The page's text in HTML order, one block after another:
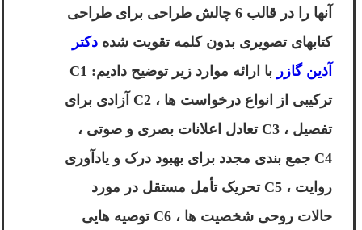
آنها را در قالب 6 چالش طراحی برای طراحی
کتابهای تصویری بدون کلمه تقویت شده دکتر
آذین گازر
با ارائه موارد زیر توضیح دادیم: C1
ترکیبی از انواع درخواست ها ، C2 آزادی برای
تفصیل ، C3 تعادل اعلانات بصری و صوتی ،
C4 جمع بندی مجدد برای بهبود درک و یادآوری
روایت ، C5 تحریک تأمل مستقل در مورد
حالات روحی شخصیت ها ، C6 توصیه هایی